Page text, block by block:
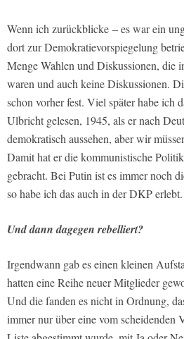
Wenn ich zurückblicke – es war ein
dort zur Demokratievorspiegelung
Menge Wahlen und Diskussionen, die
waren und auch keine Diskussionen.
schon vorher fest. Viel später habe ich
Ulbricht gelesen, 1945, als er nach
demokratisch aussehen, aber wir
Damit hat er die kommunistische
gebracht. Bei Putin ist es immer noch
so habe ich das auch in der DKP erlebt.
Und dann dagegen rebelliert?
Irgendwann gab es einen kleinen
hatten eine Reihe neuer Mitglieder
Und die fanden es nicht in Ordnung,
immer nur über eine vom scheidenden